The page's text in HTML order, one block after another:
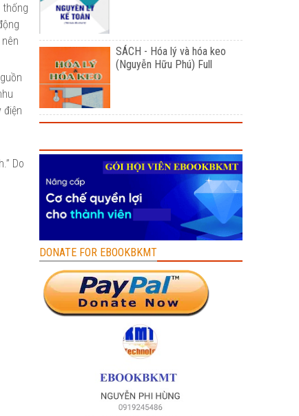
điện
Do
SÁCH - Hóa lý và hóa keo
(Nguyễn Hữu Phú) Full
DONATE FOR EBOOKBKMT